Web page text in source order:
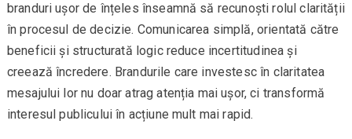
branduri ușor de înțeles înseamnă să recunoști rolul clarității
în procesul de decizie. Comunicarea simplă, orientată către
beneficii și structurată logic reduce incertitudinea și
creează încredere. Brandurile care investesc în claritatea
mesajului lor nu doar atrag atenția mai ușor, ci transformă
interesul publicului în acțiune mult mai rapid.